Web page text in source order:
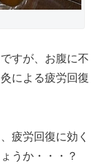
すが、お腹に不
による疲労回復
疲労回復に効く
うか・・・？